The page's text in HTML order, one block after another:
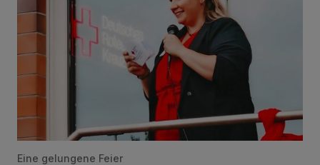
Eine gelungene Feier